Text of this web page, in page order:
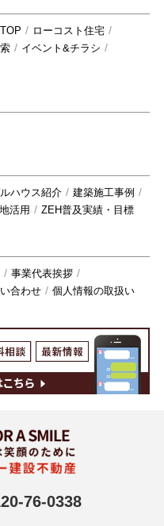
ローコスト住宅
イベント&チラシ
ハウス紹介
建築施工事例
活用 ZEH普及実績・目標
事業代表挨拶
合わせ 個人情報の取扱い
76-0338